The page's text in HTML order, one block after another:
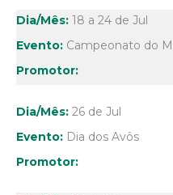
18 a 24 de Jul
Campeonato do
26 de Jul
Dia dos Avôs